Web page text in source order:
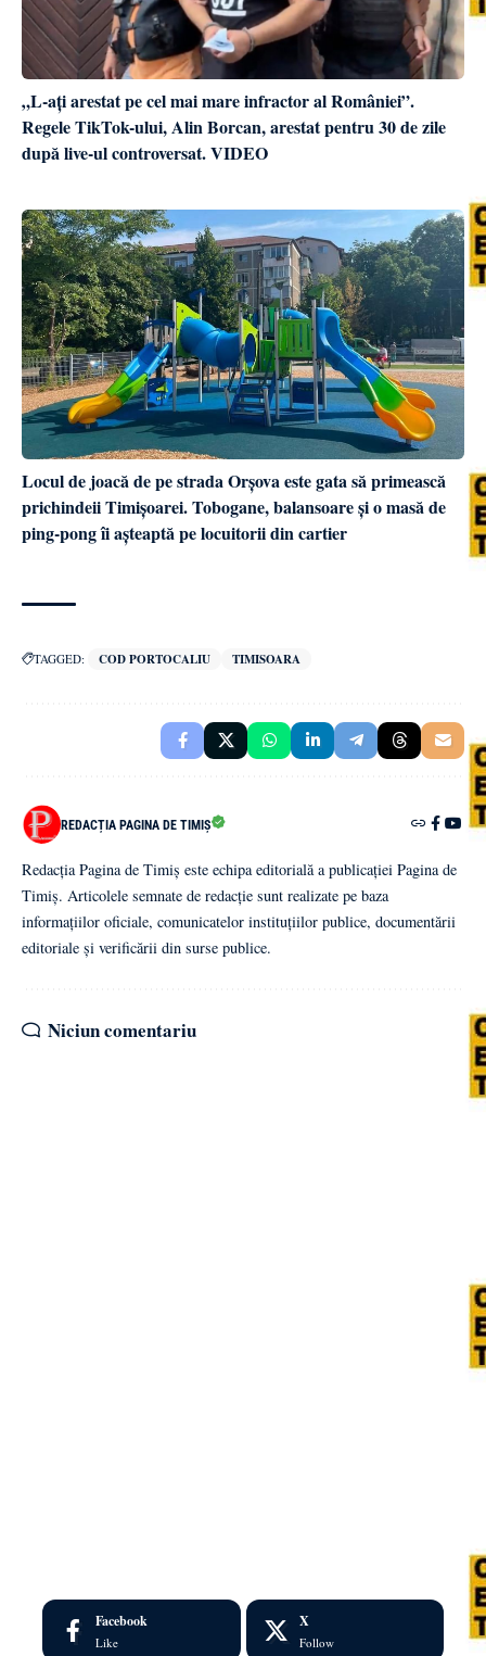
„L-ați arestat pe cel mai mare infractor al României”.
Regele TikTok-ului, Alin Borcan, arestat pentru 30 de zile
după live-ul controversat. VIDEO
Locul de joacă de pe strada Orșova este gata să primească
prichindeii Timișoarei. Tobogane, balansoare și o masă de
ping-pong îi așteaptă pe locuitorii din cartier
TAGGED: COD PORTOCALIU TIMISOARA
REDACȚIA PAGINA DE TIMIȘ
Redacția Pagina de Timiș este echipa editorială a publicației Pagina de
Timiș. Articolele semnate de redacție sunt realizate pe baza
informațiilor oficiale, comunicatelor instituțiilor publice, documentării
editoriale și verificării din surse publice.
Niciun comentariu
Facebook
Like
X
Follow